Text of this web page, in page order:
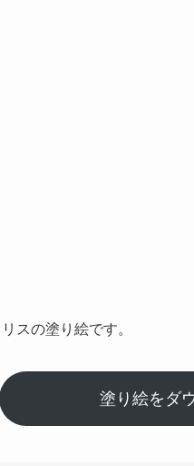
スの塗り絵です。
塗り絵をダ